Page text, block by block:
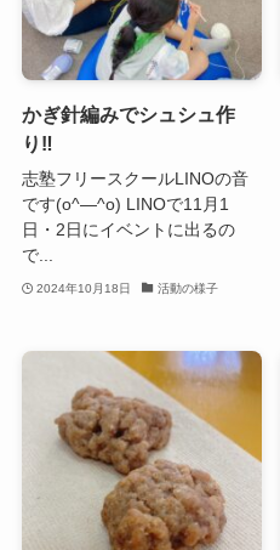
かぎ針編みでシュシュ作
り‼
志塾フリースクールLINOの音
です(o^―^o) LINOで11月1
日・2日にイベントに出るの
で...
2024年10月18日 活動の様子